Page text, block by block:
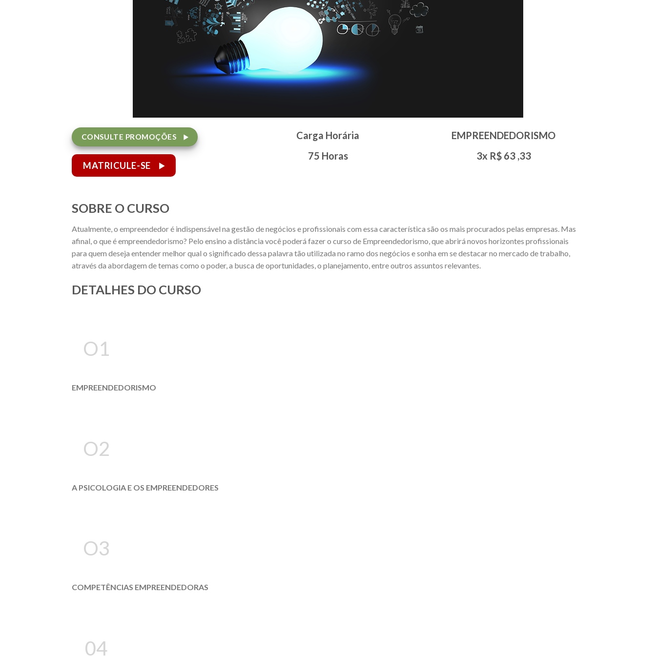
CONSULTE PROMOÇÕES
MATRICULE-SE
Carga Horária
75 Horas
EMPREENDEDORISMO
3x R$ 63 ,33
SOBRE O CURSO
Atualmente, o empreendedor é indispensável na gestão de negócios e profissionais com essa característica são os mais procurados pelas empresas. Mas
afinal, o que é empreendedorismo? Pelo ensino a distância você poderá fazer o curso de Empreendedorismo, que abrirá novos horizontes profissionais
para quem deseja entender melhor qual o significado dessa palavra tão utilizada no ramo dos negócios e sonha em se destacar no mercado de trabalho,
através da abordagem de temas como o poder, a busca de oportunidades, o planejamento, entre outros assuntos relevantes.
DETALHES DO CURSO
O1
EMPREENDEDORISMO
O2
A PSICOLOGIA E OS EMPREENDEDORES
O3
COMPETÊNCIAS EMPREENDEDORAS
04